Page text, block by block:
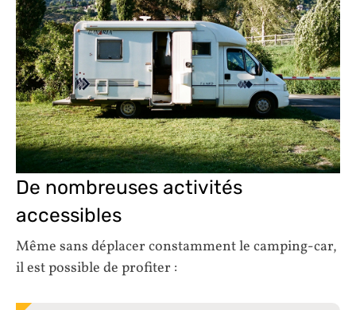
De nombreuses activités
accessibles
Même sans déplacer constamment le camping-car,
il est possible de profiter :